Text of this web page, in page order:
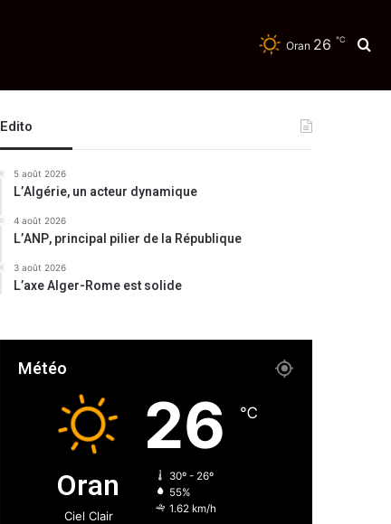
Oran 26 ℃
Edito
5 août 2026
L’Algérie, un acteur dynamique
4 août 2026
L’ANP, principal pilier de la République
3 août 2026
L’axe Alger-Rome est solide
Météo
Oran
Ciel Clair
26 ℃
30º - 26º
55%
1.62 km/h